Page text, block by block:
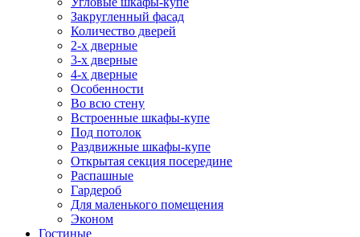
Закругленный фасад
Количество дверей
2-х дверные
3-х дверные
4-х дверные
Особенности
Во всю стену
Встроенные шкафы-купе
Под потолок
Раздвижные шкафы-купе
Открытая секция посередине
Распашные
Гардероб
Для маленького помещения
Эконом
Гостиные